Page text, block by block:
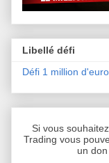
Libellé défi
Défi 1 million
Si vous
Trading vous
un